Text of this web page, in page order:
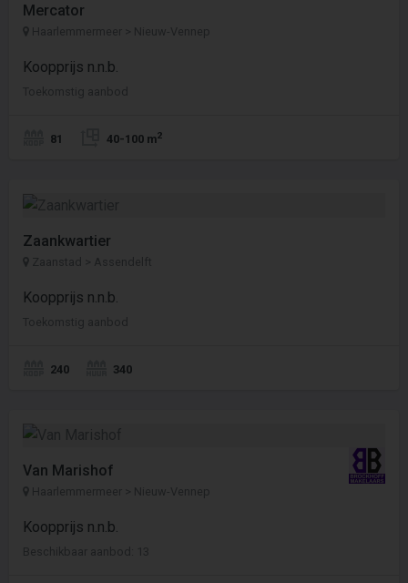
Mercator
Haarlemmermeer > Nieuw-Vennep
Koopprijs n.n.b.
Toekomstig aanbod
81 40-100 m2
Zaankwartier
Zaanstad > Assendelft
Koopprijs n.n.b.
Toekomstig aanbod
240 340
Van Marishof
Haarlemmermeer > Nieuw-Vennep
Koopprijs n.n.b.
Beschikbaar aanbod: 13